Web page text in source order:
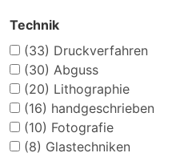
Technik
(33) Druckverfahren
(30) Abguss
(20) Lithographie
(16) handgeschrieben
(10) Fotografie
(8) Glastechniken